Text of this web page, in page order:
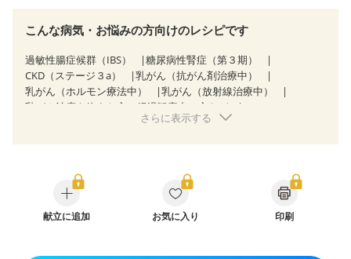
こんな病気・お悩みの方向けのレシピです
過敏性腸症候群（IBS）
糖尿病性腎症（第３期）
CKD（ステージ３a）
乳がん（抗がん剤治療中）
乳がん（ホルモン療法中）
乳がん（放射線治療中）
乳がん治療を終えた方・経過観察中の方など
妊娠中(初期)
妊娠糖尿病(初期)
産後（母乳）
産後（混合栄養）
産後（ミルク）
骨粗しょう症
フレイル（年齢に合わせた体作り）
さらに表示する
献立に追加 お気に入り 印刷